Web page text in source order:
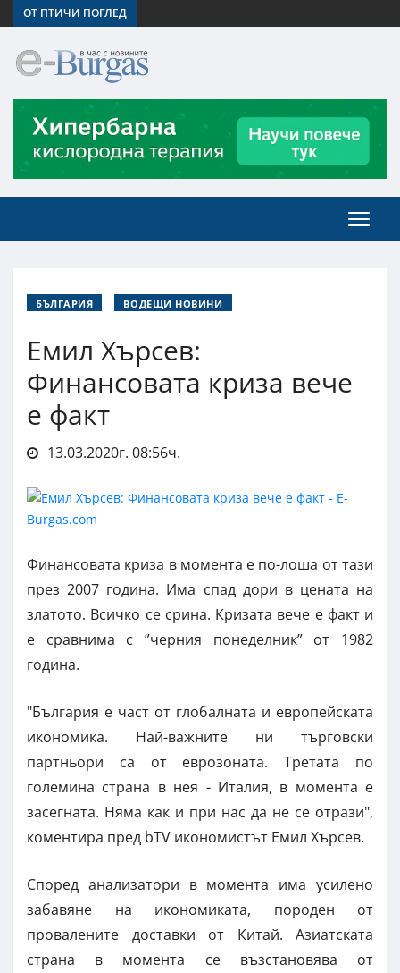
ОТ ПТИЧИ ПОГЛЕД
БЪЛГАРИЯ ВОДЕЩИ НОВИНИ
Емил Хърсев:
Финансовата криза вече
е факт
13.03.2020г. 08:56ч.
Финансовата криза в момента е по-лоша от тази
през 2007 година. Има спад дори в цената на
златото. Всичко се срина. Кризата вече е факт и
е сравнима с ”черния понеделник” от 1982
година.
"България е част от глобалната и европейската
икономика. Най-важните ни търговски
партньори са от еврозоната. Третата по
големина страна в нея - Италия, в момента е
засегната. Няма как и при нас да не се отрази",
коментира пред bTV икономистът Емил Хърсев.
Според анализатори в момента има усилено
забавяне на икономиката, породен от
провалените доставки от Китай. Азиатската
страна в момента се възстановява от